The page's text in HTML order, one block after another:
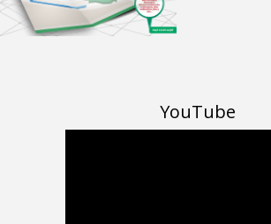
YouTube